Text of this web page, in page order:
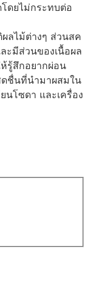
ดยไม่กระทบต่อ
ลไม้ต่างๆ ส่วนสค
ะมีส่วนของเนื้อผล
รู้สึกอยากผ่อน
ชื่นที่นำมาผสมใน
นโซดา และเครื่อง